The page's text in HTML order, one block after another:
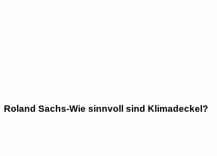
Roland Sachs-Wie sinnvoll sind Klimadeckel?